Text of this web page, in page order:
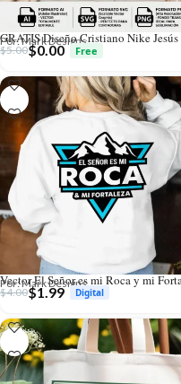
Por: Mark Designs
$5.00$0.00
Por: Mark Designs
$4.00$1.99